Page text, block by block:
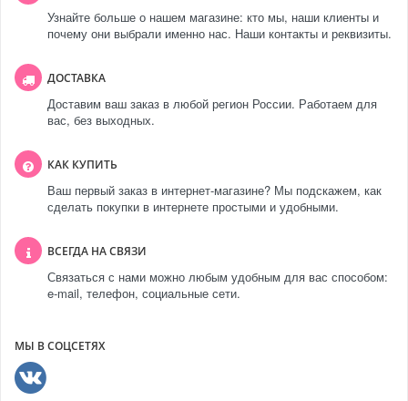
Узнайте больше о нашем магазине: кто мы, наши клиенты и
почему они выбрали именно нас. Наши контакты и реквизиты.
ДОСТАВКА
Доставим ваш заказ в любой регион России. Работаем для
вас, без выходных.
КАК КУПИТЬ
Ваш первый заказ в интернет-магазине? Мы подскажем, как
сделать покупки в интернете простыми и удобными.
ВСЕГДА НА СВЯЗИ
Связаться с нами можно любым удобным для вас способом:
e-mail, телефон, социальные сети.
МЫ В СОЦСЕТЯХ